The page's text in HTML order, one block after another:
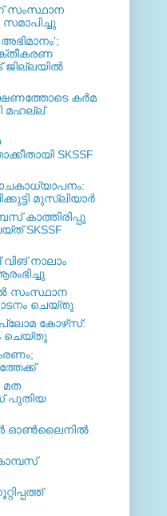
സംസ്ഥാന
സമാപിച്ചു
ജില്ലയില്‍
കര്‍മ
മഹല്ല്
SKSSF
മുസ്ലിയാർ
കാത്തിരിപ്പു
SKSSF
വിങ് നാലാം
സംസ്ഥാന
ചെയ്തു
കോഴ്‌സ്:
ചെയ്തു
മത
പുതിയ
ഓൺലൈനിൽ